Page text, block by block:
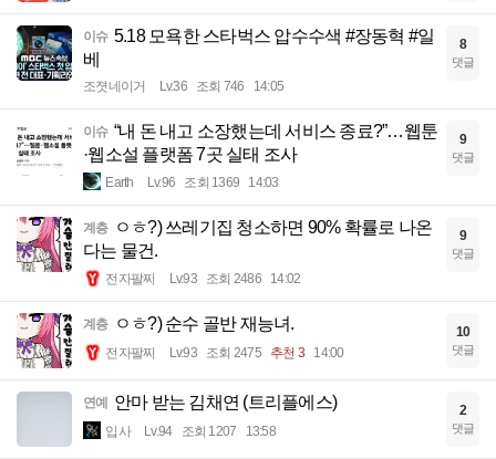
이슈 5.18 모욕한 스타벅스 압수수색 #장동혁 #일
베
조졋네이거 Lv.36 조회 746 14:05
8
댓글
이슈 “내 돈 내고 소장했는데 서비스 종료?”…웹툰
·웹소설 플랫폼 7곳 실태 조사
Earth Lv.96 조회 1369 14:03
9
댓글
계층
ㅇㅎ?) 쓰레기집 청소하면 90% 확률로 나온
다는 물건.
전자팔찌 Lv.93 조회 2486 14:02
9
댓글
계층 ㅇㅎ?) 순수 골반 재능녀.
전자팔찌 Lv.93 조회 2475 추천 3 14:00
10
댓글
연예 안마 받는 김채연 (트리플에스)
입사 Lv.94 조회 1207 13:58
2
댓글